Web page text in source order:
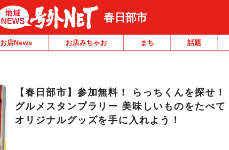
春日部市
お店News お店みちゃお まち 話題
【春日部市】参加無料！ らっちくんを探せ！
グルメスタンプラリー 美味しいものをたべて
オリジナルグッズを手に入れよう！